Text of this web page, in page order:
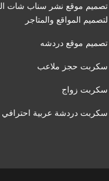
تصميم موقع نشر سناب شات
لتصميم المواقع والمتاجر
تصميم موقع دردشه
سكربت حجز ملاعب
سكربت زواج
سكربت دردشة عربية احترافي